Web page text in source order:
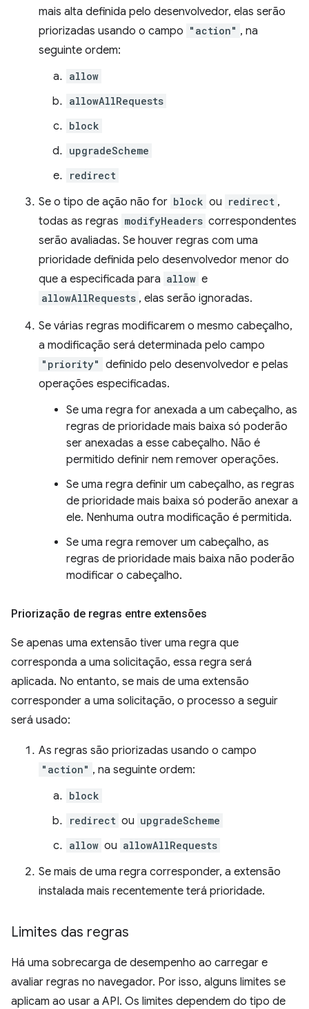
mais alta definida pelo desenvolvedor, elas serão
priorizadas usando o campo "action" , na
seguinte ordem:
allow
allowAllRequests
block
upgradeScheme
redirect
Se o tipo de ação não for block ou redirect ,
todas as regras modifyHeaders correspondentes
serão avaliadas. Se houver regras com uma
prioridade definida pelo desenvolvedor menor do
que a especificada para allow e
allowAllRequests , elas serão ignoradas.
Se várias regras modificarem o mesmo cabeçalho,
a modificação será determinada pelo campo
"priority" definido pelo desenvolvedor e pelas
operações especificadas.
Se uma regra for anexada a um cabeçalho, as
regras de prioridade mais baixa só poderão
ser anexadas a esse cabeçalho. Não é
permitido definir nem remover operações.
Se uma regra definir um cabeçalho, as regras
de prioridade mais baixa só poderão anexar a
ele. Nenhuma outra modificação é permitida.
Se uma regra remover um cabeçalho, as
regras de prioridade mais baixa não poderão
modificar o cabeçalho.
Priorização de regras entre extensões
Se apenas uma extensão tiver uma regra que
corresponda a uma solicitação, essa regra será
aplicada. No entanto, se mais de uma extensão
corresponder a uma solicitação, o processo a seguir
será usado:
As regras são priorizadas usando o campo
"action" , na seguinte ordem:
block
redirect ou upgradeScheme
allow ou allowAllRequests
Se mais de uma regra corresponder, a extensão
instalada mais recentemente terá prioridade.
Limites das regras
Há uma sobrecarga de desempenho ao carregar e
avaliar regras no navegador. Por isso, alguns limites se
aplicam ao usar a API. Os limites dependem do tipo de